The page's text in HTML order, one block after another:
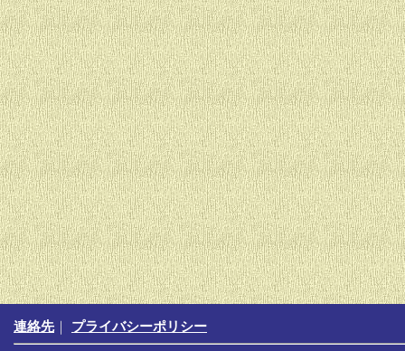
連絡先｜ プライバシーポリシー